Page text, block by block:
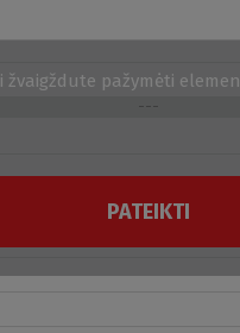
---
žvaigždute pažymėti
PATEIKTI